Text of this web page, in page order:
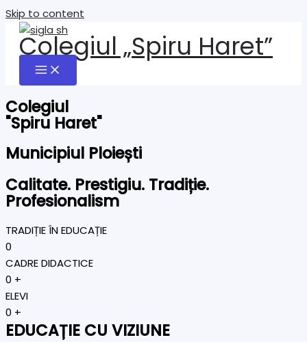
Skip to content
Colegiul „Spiru Haret”
Colegiul
"Spiru Haret"
Municipiul Ploiești
Calitate. Prestigiu. Tradiție.
Profesionalism
TRADIȚIE ÎN EDUCAȚIE
0
CADRE DIDACTICE
0 +
ELEVI
0 +
EDUCAȚIE CU VIZIUNE